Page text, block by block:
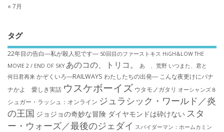
« 7月
タグ
22年目の告白―私が殺人犯です― 50回目のファーストキス HiGH&LOW THE
MOVIE 2 / END OF SKY あのコの、トリコ。 あゝ、荒野 いつまた、君と
何日君再来 かぞくいろ―RAILWAYS わたしたちの出発― こんな夜更けにバナ
ナかよ 愛しき実話 ウスケボーイズ ウタモノガタリ オーシャンズ８
シュガー・ラッシュ：オ​ンライン ジュラシック・ワールド／炎
の王国 ジョジョの奇妙な冒険 ダイヤモンドは砕けない スタ
ー・ウォーズ／最後のジェダイ スパイダーマン：ホームカミン